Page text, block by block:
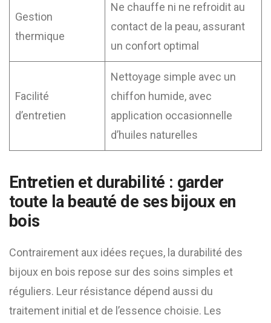
Gestion
thermique
Ne chauffe ni ne refroidit au
contact de la peau, assurant
un confort optimal
Facilité
d’entretien
Nettoyage simple avec un
chiffon humide, avec
application occasionnelle
d’huiles naturelles
Entretien et durabilité : garder
toute la beauté de ses bijoux en
bois
Contrairement aux idées reçues, la durabilité des
bijoux en bois repose sur des soins simples et
réguliers. Leur résistance dépend aussi du
traitement initial et de l’essence choisie. Les